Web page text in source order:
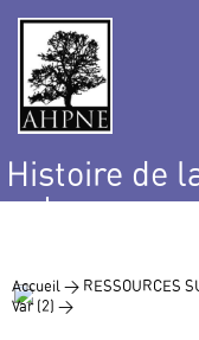
Histoire de
nature
Accueil > RESSOURCES
Var (2) >